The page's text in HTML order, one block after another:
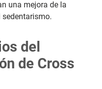
una mejora de la
del
de Cross